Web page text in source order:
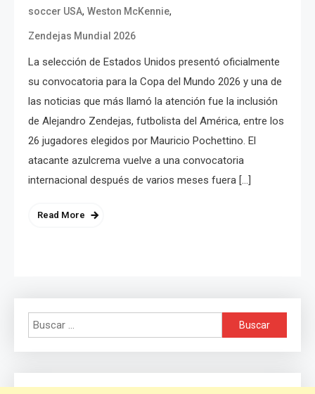
soccer USA, Weston McKennie,
Zendejas Mundial 2026
La selección de Estados Unidos presentó oficialmente
su convocatoria para la Copa del Mundo 2026 y una de
las noticias que más llamó la atención fue la inclusión
de Alejandro Zendejas, futbolista del América, entre los
26 jugadores elegidos por Mauricio Pochettino. El
atacante azulcrema vuelve a una convocatoria
internacional después de varios meses fuera […]
Read More
Buscar: